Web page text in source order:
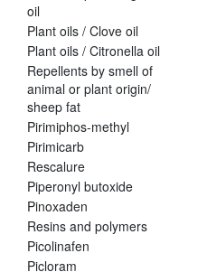
oil
Plant oils / Clove oil
Plant oils / Citronella oil
Repellents by smell of
animal or plant origin/
sheep fat
Pirimiphos-methyl
Pirimicarb
Rescalure
Piperonyl butoxide
Pinoxaden
Resins and polymers
Picolinafen
Picloram